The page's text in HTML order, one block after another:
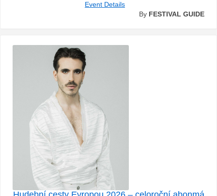
Event Details
By FESTIVAL GUIDE